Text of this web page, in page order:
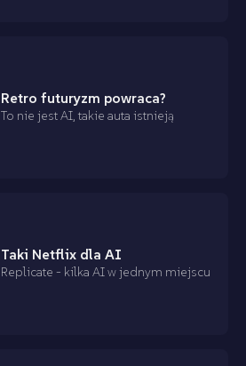
Retro futuryzm powraca?
To nie jest AI, takie auta istnieją
Taki Netflix dla AI
Replicate - kilka AI w jednym miejscu